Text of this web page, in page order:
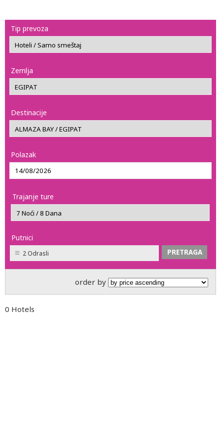
Tip prevoza
Zemlja
Destinacije
Polazak
Trajanje ture
Putnici
2 Odrasli
order by
0 Hotels